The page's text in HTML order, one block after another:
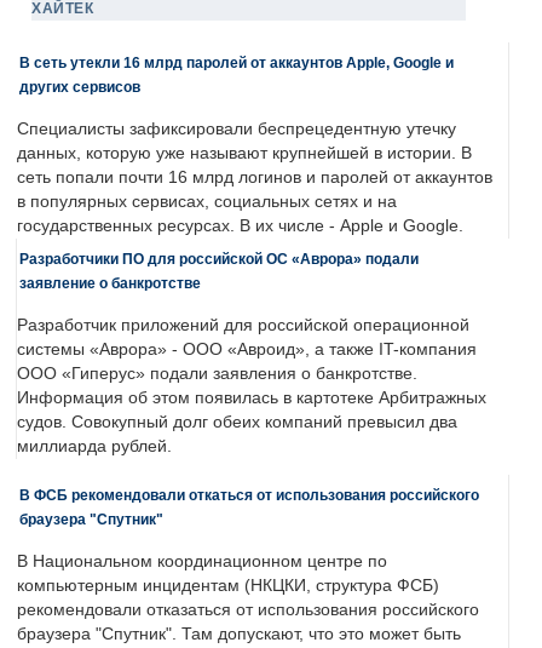
ХАЙТЕК
В сеть утекли 16 млрд паролей от аккаунтов Apple, Google и
других сервисов
Специалисты зафиксировали беспрецедентную утечку
данных, которую уже называют крупнейшей в истории. В
сеть попали почти 16 млрд логинов и паролей от аккаунтов
в популярных сервисах, социальных сетях и на
государственных ресурсах. В их числе - Apple и Google.
Разработчики ПО для российской ОС «Аврора» подали
заявление о банкротстве
Разработчик приложений для российской операционной
системы «Аврора» - ООО «Авроид», а также IT-компания
ООО «Гиперус» подали заявления о банкротстве.
Информация об этом появилась в картотеке Арбитражных
судов. Совокупный долг обеих компаний превысил два
миллиарда рублей.
В ФСБ рекомендовали откаться от использования российского
браузера "Спутник"
В Национальном координационном центре по
компьютерным инцидентам (НКЦКИ, структура ФСБ)
рекомендовали отказаться от использования российского
браузера "Спутник". Там допускают, что это может быть